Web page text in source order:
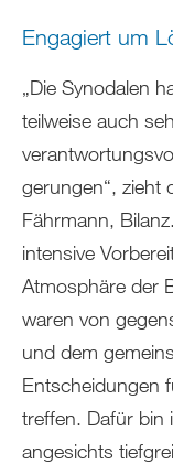
Engagiert um
„Die Synodalen
teilweise auch
gerungen“, zieht
Fährmann,
intensive
Atmosphäre der
waren von
und dem
Entscheidungen
treffen. Dafür bin
angesichts